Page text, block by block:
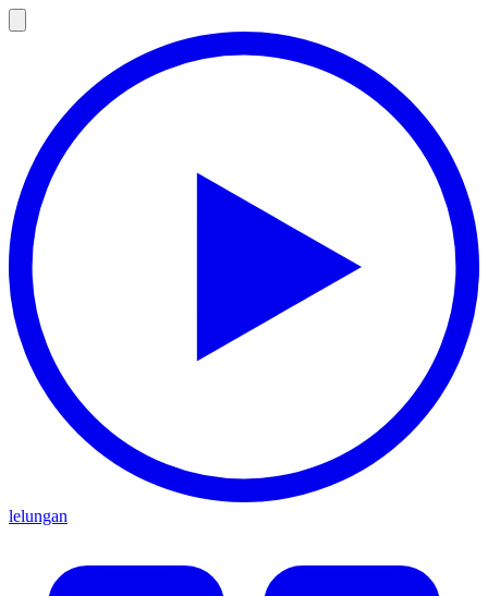
lelungan